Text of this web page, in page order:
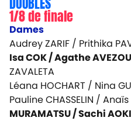
1/8 de finale
Dames
Audrey ZARIF / Prithika
Isa COK / Agathe AVEZOU
ZAVALETA
Léana HOCHART / Nina
Pauline CHASSELIN / Anaïs
MURAMATSU / Sachi AOKI